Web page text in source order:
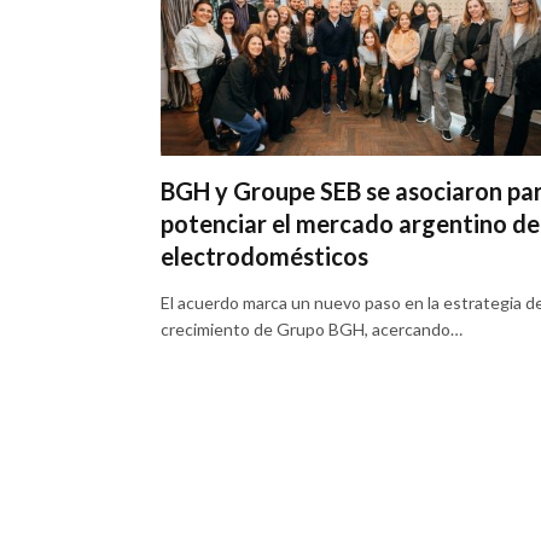
BGH y Groupe SEB se asociaron
potenciar el mercado argentino de
electrodomésticos
El acuerdo marca un nuevo paso en la estrategia
crecimiento de Grupo BGH, acercando…